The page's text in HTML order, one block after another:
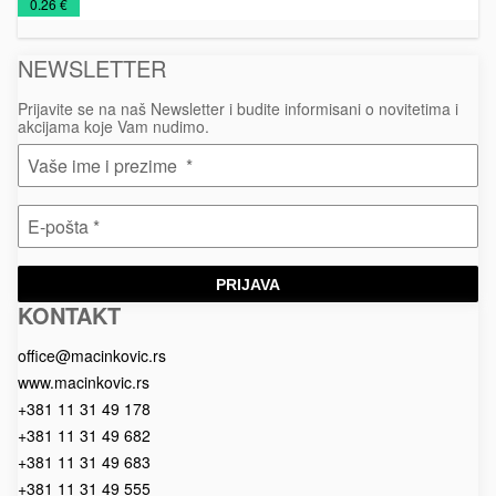
za
dezinfekciju
maske
0.26 €
NEWSLETTER
Prijavite se na naš Newsletter i budite informisani o novitetima i
akcijama koje Vam nudimo.
PRIJAVA
Macinkovic
Macinkovic
https://www.macinkovic.rs/wp-
KONTAKT
office@macinkovic.rs
www.macinkovic.rs
+381 11 31 49 178
+381 11 31 49 682
+381 11 31 49 683
+381 11 31 49 555